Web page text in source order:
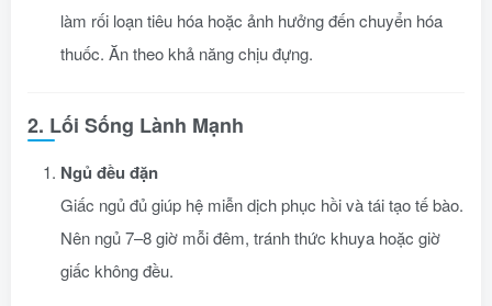
làm rối loạn tiêu hóa hoặc ảnh hưởng đến chuyển hóa
thuốc. Ăn theo khả năng chịu đựng.
2. Lối Sống Lành Mạnh
Ngủ đều đặn
Giấc ngủ đủ giúp hệ miễn dịch phục hồi và tái tạo tế bào.
Nên ngủ 7–8 giờ mỗi đêm, tránh thức khuya hoặc giờ
giấc không đều.